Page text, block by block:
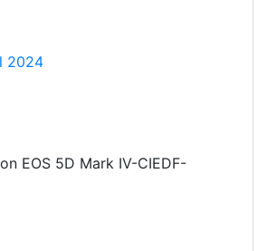
2024
EOS 5D Mark IV-CIEDF-